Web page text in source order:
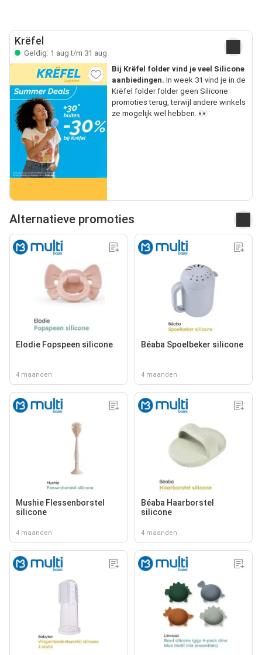
Krëfel
Geldig: 1 aug t/m 31 aug
Bij Krëfel folder vind je veel Silicone
aanbiedingen. In week 31 vind je in de
Krëfel folder folder geen Silicone
promoties terug, terwijl andere winkels
ze mogelijk wel hebben. 👀
Alternatieve promoties
Elodie Fopspeen silicone
4 maanden
Béaba Spoelbeker silicone
4 maanden
Mushie Flessenborstel
silicone
4 maanden
Béaba Haarborstel
silicone
4 maanden